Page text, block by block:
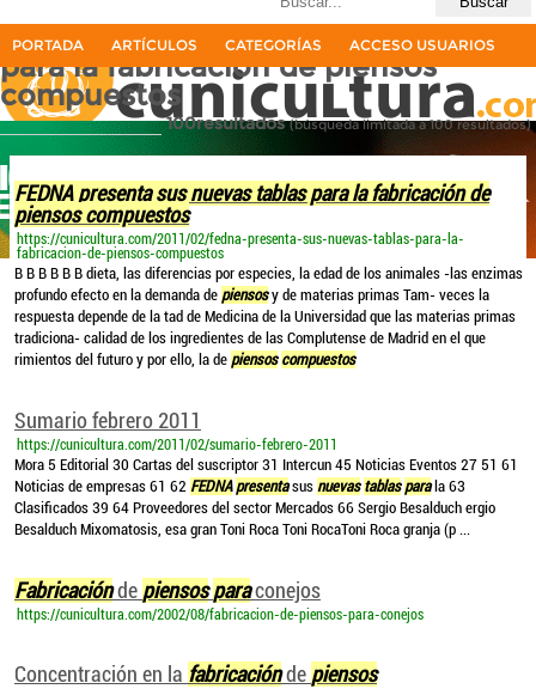
La primera revista del sector cunícola en español
PORTADA ARTÍCULOS CATEGORÍAS ACCESO USUARIOS
FEDNA presenta sus nuevas tablas
para la fabricación de piensos
compuestos
100resultados(búsqueda limitada a 100 resultados)
FEDNA presenta sus nuevas tablas para la fabricación de
piensos compuestos
https://cunicultura.com/2011/02/fedna-presenta-sus-nuevas-tablas-para-la-
fabricacion-de-piensos-compuestos
B B B B B B dieta, las diferencias por especies, la edad de los animales -las enzimas
profundo efecto en la demanda de piensosy de materias primas Tam- veces la
respuesta depende de la tad de Medicina de la Universidad que las materias primas
tradiciona- calidad de los ingredientes de las Complutense de Madrid en el que
rimientos del futuro y por ello, la de piensos compuestos
Sumario febrero 2011
https://cunicultura.com/2011/02/sumario-febrero-2011
Mora 5 Editorial 30 Cartas del suscriptor 31 Intercun 45 Noticias Eventos 27 51 61
Noticias de empresas 61 62 FEDNA presentasus nuevas tablas parala 63
Clasificados 39 64 Proveedores del sector Mercados 66 Sergio Besalduch ergio
Besalduch Mixomatosis, esa gran Toni Roca Toni RocaToni Roca granja (p ...
Fabricaciónde piensos paraconejos
https://cunicultura.com/2002/08/fabricacion-de-piensos-para-conejos
Concentración en la fabricaciónde piensos